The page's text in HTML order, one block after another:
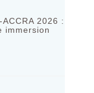
ACCRA 2026 :
immersion